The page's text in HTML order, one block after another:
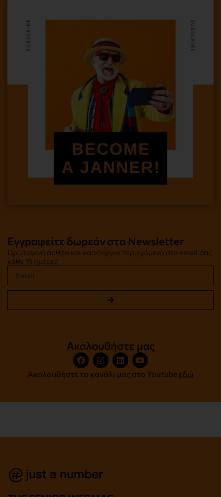
Εγγραφείτε δωρεάν στο Newsletter
Πρωτογενή άρθρα και καινούργιο περιεχόμενο στο email σας
κάθε 15 ημέρες
Ακολουθήστε μας
Ακολουθήστε το κανάλι μας στο Youtube εδώ